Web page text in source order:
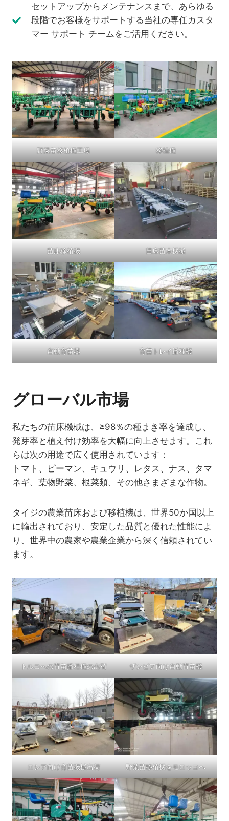
セットアップからメンテナンスまで、あらゆる
段階でお客様をサポ​​ートする当社の専任カスタ
マー サポート チームをご活用ください。
野菜苗移植機工場 移植機
苗床移植機 苗床苗木機械
自動育苗器 育苗トレイ播種機
グローバル市場
私たちの苗床機械は、≥98％の種まき率を達成し、
発芽率と植え付け効率を大幅に向上させます。これ
らは次の用途で広く使用されています：
トマト、ピーマン、キュウリ、レタス、ナス、タマ
ネギ、葉物野菜、根菜類、その他さまざまな作物。
タイジの農業苗床および移植機は、世界50か国以上
に輸出されており、安定した品質と優れた性能によ
り、世界中の農家や農業企業から深く信頼されてい
ます。
トルコへの育苗播種機の出荷 ザンビア向け自動育苗機
ロシア向け育苗機械出荷 野菜苗移植機をモロッコへ